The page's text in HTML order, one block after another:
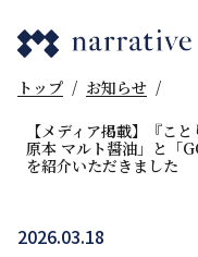
トップ / お知らせ /
【メディア掲載】『こ
原本 マルト醤油」と「
を紹介いただきました
2026.03.18